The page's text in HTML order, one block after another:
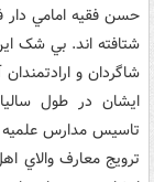
حسن فقيه امامي دار
شتافته اند. بي شک
شاگردان و
ايشان در طول
تاسيس مدارس علميه
ترويج معارف والاي